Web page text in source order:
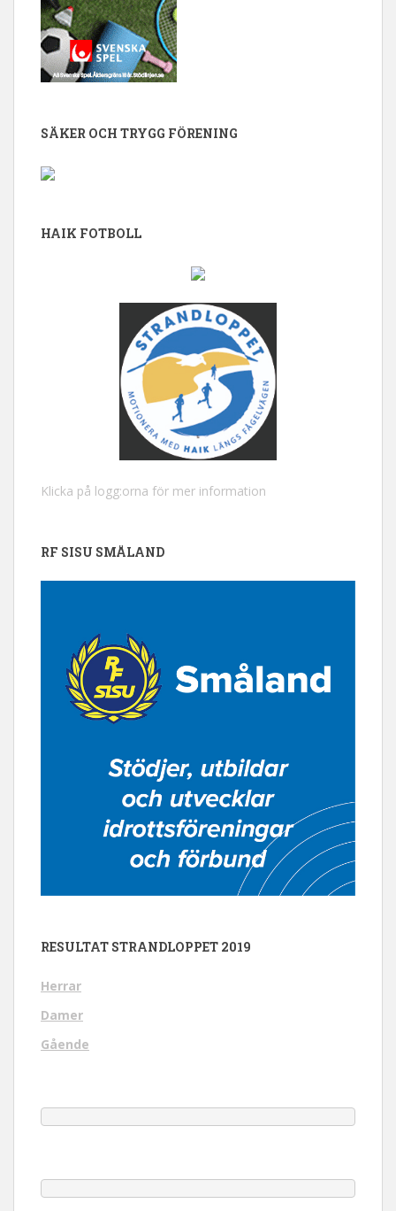
SÄKER OCH TRYGG FÖRENING
HAIK FOTBOLL
Klicka på logg:orna för mer information
RF SISU SMÅLAND
RESULTAT STRANDLOPPET 2019
Herrar
Damer
Gående